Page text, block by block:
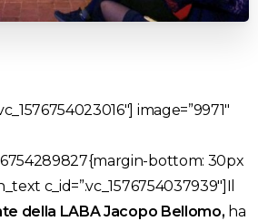
image=”9971″
bottom: 30px
c_id=”.vc_1576754037939″]Il
della LABA Jacopo Bellomo, ha